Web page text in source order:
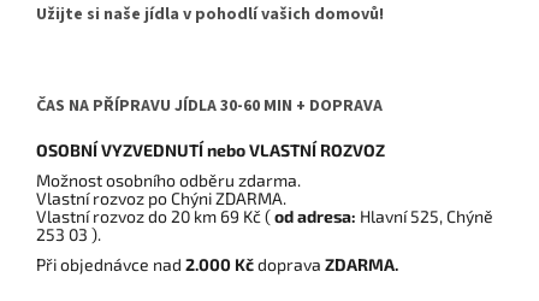
Užijte si naše jídla v pohodlí vašich domovů!
ČAS NA PŘÍPRAVU JÍDLA 30-60 MIN + DOPRAVA
OSOBNÍ VYZVEDNUTÍ nebo VLASTNÍ ROZVOZ
Možnost osobního odběru zdarma.
Vlastní rozvoz po Chýni ZDARMA.
Vlastní rozvoz do 20 km 69 Kč (od adresa: Hlavní 525, Chýně
253 03 ).
Při objednávce nad 2.000 Kčdoprava ZDARMA.